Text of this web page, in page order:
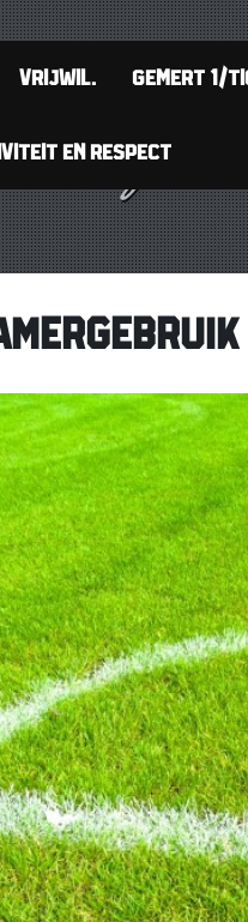
VRIJWIL. GEMERT 1/
EN RESPECT